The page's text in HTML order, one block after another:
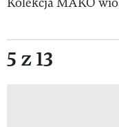
5 z 13